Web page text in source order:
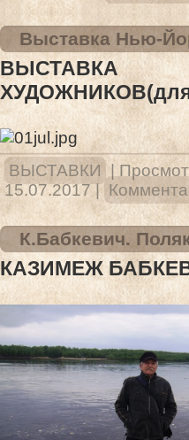
Выставка Нью-
ВЫСТАВКА
ХУДОЖНИКОВ(для
ВЫСТАВКИ |
15.07.2017 |
К.Бабкевич.
КАЗИМЕЖ